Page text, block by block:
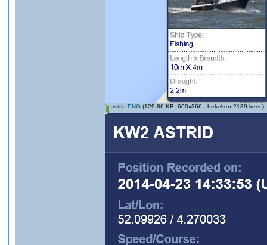
astrid.PNG (129.86 KB, 600x366 - bekeken 2139 keer.)